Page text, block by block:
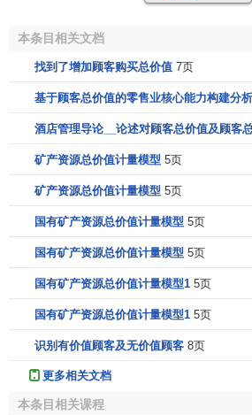
的同时，向消费者提供完善的服务，已
的新焦点。
3、人员价值
人员价值是指企业员工的经营思想
力、工作效益 和质量、经营作风、应变
决定着顾客购买总价值的大小。一个
客导向经营思想的工作人员，会比知识
而创造更多的满意的顾客，进而为企
对企业、对顾客的影响作用是巨大的
默化的。因此，高度重视对企业人员
高达到工作质量与水平就显得非常重要
本条目相关文档
找到了增加顾客购买总价值 7页
基于顾客总价值的零售业核心能力构建分析
酒店管理导论__论述对顾客总价值及顾客
矿产资源总价值计量模型 5页
矿产资源总价值计量模型 5页
国有矿产资源总价值计量模型 5页
国有矿产资源总价值计量模型 5页
国有矿产资源总价值计量模型1 5页
国有矿产资源总价值计量模型1 5页
识别有价值顾客及无价值顾客 8页
更多相关文档
本条目相关课程